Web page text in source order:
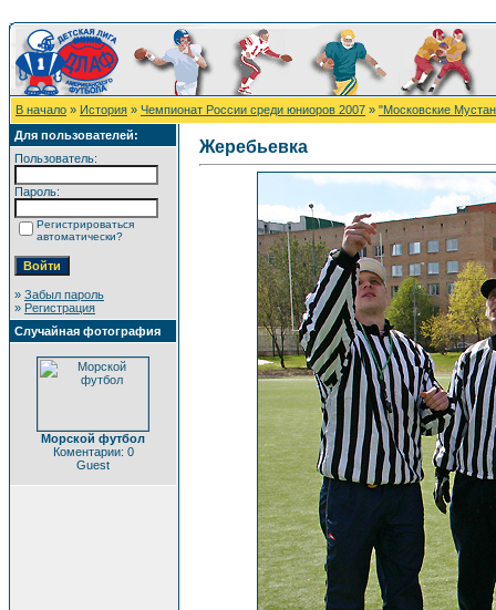
В начало » История » Чемпионат России среди юниоров 2007 » "Московские
Для пользователей:
Пользователь:
Пароль:
Регистрироваться
автоматически?
» Забыл пароль
» Регистрация
Случайная фотография
Морской футбол
Коментарии: 0
Guest
Жеребьевка